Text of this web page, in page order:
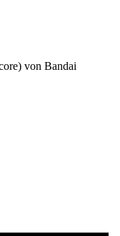
von Bandai